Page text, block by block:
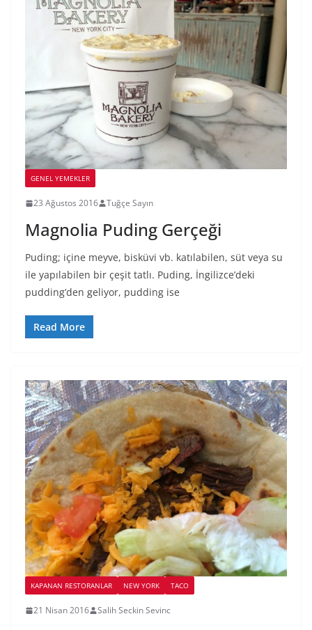
GENEL YEMEKLER
23 Ağustos 2016 Tuğçe Sayın
Magnolia Puding Gerçeği
Puding; içine meyve, bisküvi vb. katılabilen, süt veya su
ile yapılabilen bir çeşit tatlı. Puding, İngilizce’deki
pudding’den geliyor, pudding ise
Read More
KAPANAN RESTORANLAR NEW YORK TACO
21 Nisan 2016 Salih Seckin Sevinc